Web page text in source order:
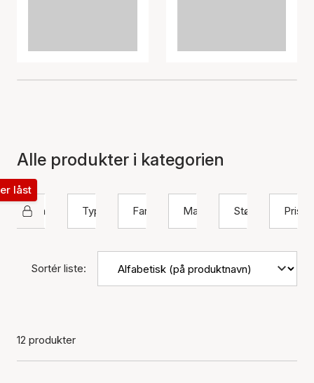
Alle produkter i kategorien
Izabel Camille
låst
Type
Farve Materiale Størrelse Pris
Sortér liste:
12 produkter